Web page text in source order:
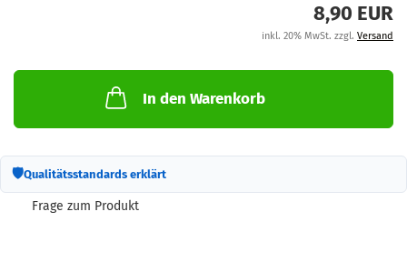
8,90 EUR
inkl. 20% MwSt. zzgl. Versand
In den Warenkorb
🛡Qualitätsstandards erklärt
Frage zum Produkt